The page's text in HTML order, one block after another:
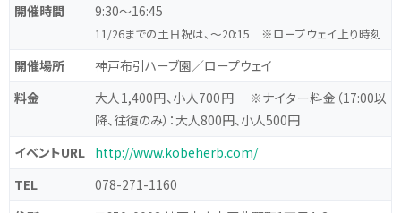
開催時間
9:30～16:45
11/26までの土日祝は、～20:15 ※ロープウェイ上り時刻
開催場所
神戸布引ハーブ園／ロープウェイ
料金
大人1,400円、小人700円 ※ナイター料金（17:00以
降、往復のみ）：大人800円、小人500円
イベントURL http://www.kobeherb.com/
TEL
078-271-1160